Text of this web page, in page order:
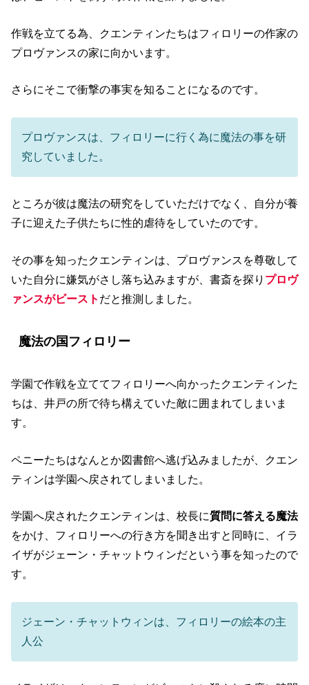
作戦を立てる為、クエンティンたちはフィロリーの作家の
プロヴァンスの家に向かいます。
さらにそこで衝撃の事実を知ることになるのです。
プロヴァンスは、フィロリーに行く為に魔法の事を研
究していました。
ところが彼は魔法の研究をしていただけでなく、自分が養
子に迎えた子供たちに性的虐待をしていたのです。
その事を知ったクエンティンは、プロヴァンスを尊敬して
いた自分に嫌気がさし落ち込みますが、書斎を探り プロヴ
ァンスがビースト だと推測しました。
魔法の国フィロリー
学園で作戦を立ててフィロリーへ向かったクエンティンた
ちは、井戸の所で待ち構えていた敵に囲まれてしまいま
す。
ペニーたちはなんとか図書館へ逃げ込みましたが、クエン
ティンは学園へ戻されてしまいました。
学園へ戻されたクエンティンは、校長に質問に答える魔法
をかけ、フィロリーへの行き方を聞き出すと同時に、イラ
イザがジェーン・チャットウィンだという事を知ったので
す。
ジェーン・チャットウィンは、フィロリーの絵本の主
人公